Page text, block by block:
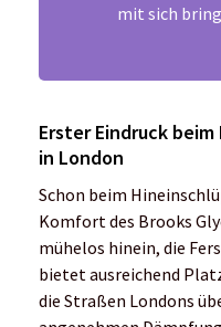
mit sich
Erster Eindruck
in London
Schon beim
Komfort des Brooks
mühelos hinein, die
bietet ausreichend
die Straßen Londons